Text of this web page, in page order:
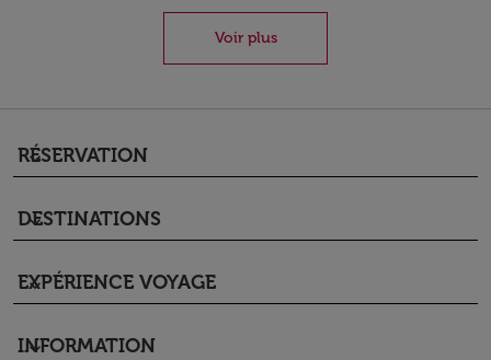
Voir plus
RÉSERVATION
keyboard_arrow_down
DESTINATIONS
keyboard_arrow_down
EXPÉRIENCE VOYAGE
keyboard_arrow_down
INFORMATION
keyboard_arrow_down